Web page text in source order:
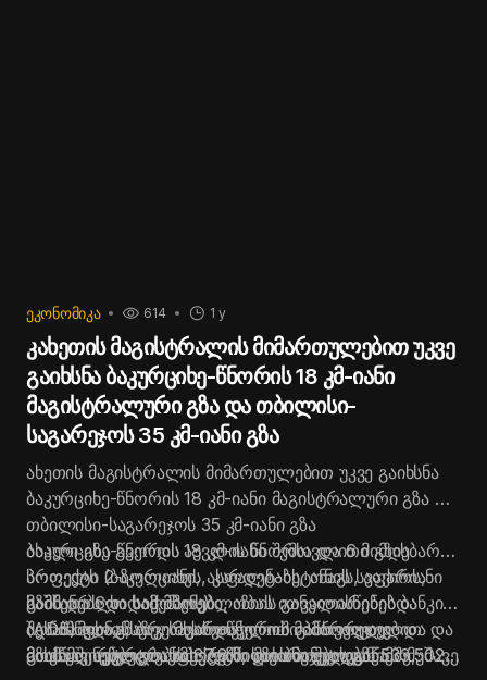
ᲔᲙᲝᲜᲝᲛᲘᲙᲐ 1 y
614
კახეთის მაგისტრალის მიმართულებით უკვე
გაიხსნა ბაკურციხე-წნორის 18 კმ-იანი
მაგისტრალური გზა და თბილისი-
საგარეჯოს 35 კმ-იანი გზა
ახეთის მაგისტრალის მიმართულებით უკვე გაიხსნა
ბაკურციხე-წნორის 18 კმ-იანი მაგისტრალური გზა და
თბილისი-საგარეჯოს 35 კმ-იანი გზა
ბაკურციხე-წნორის 18 კმ-იანი შემოვლითი გზის
პროექტი 2-ზოლიანი, ასფალტ-ბეტონის საფარიანი
გზის და 6 ხიდის მშენებლობას ითვალისწინებდა
აღნიშნულ გზაზე, საქართველოში პირველად
მოეწყო, ენერგო ეფექტური მზის პანელებზე მომუშავე
ახალი გზა გვერდს აუვლის წნორსა და 6 მიმდებარე
სოფელს (ბაკურციხეს, კარდენახს, ანაგს, ვაქირს,
მაშნაარს და საქობოს)
შესაბამისად, ბაკურციხე-წნორის მიმართულებით
მოძრავ ავტოტრანსპორტს, საჭიროების გარეშე,
სამშენებლო სამუშაოები, აზიის განვითარების ბანკის
(ADB) ფინანსური მხარდაჭერით განხორციელდა და
მისმა ღირებულებამ 87.8 მილიონი შეადგინა
გზის მშენებლობა სახელმწიფო ბიუჯეტიდან 533 502